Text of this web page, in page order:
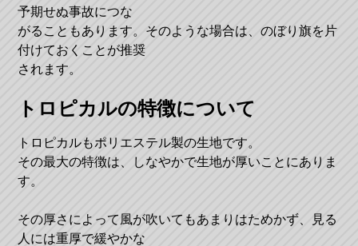
予期せぬ事故につな
がることもあります。そのような場合は、のぼり旗を片
付けておくことが推奨
されます。
トロピカルの特徴について
トロピカルもポリエステル製の生地です。
その最大の特徴は、しなやかで生地が厚いことにありま
す。
その厚さによって風が吹いてもあまりはためかず、見る
人には重厚で緩やかな